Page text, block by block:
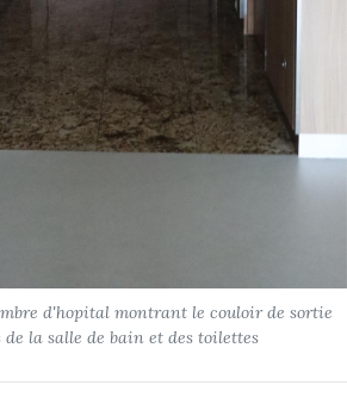
d'hopital montrant le couloir de sortie
de la salle de bain et des toilettes